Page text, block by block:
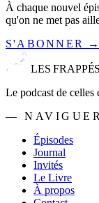
À chaque nouvel
qu'on ne met pas
S'ABONNER →
LES FRAPPÉS
Le podcast de celles
— NAVIGUER
Épisodes
Journal
Invités
Le Livre
À propos